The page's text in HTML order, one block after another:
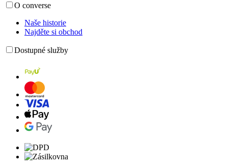
O converse
Naše historie
Najděte si obchod
Dostupné služby